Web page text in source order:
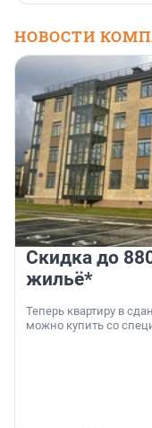
НОВОСТИ
Скидка до
жильё*
Теперь квартиру в
можно купить со